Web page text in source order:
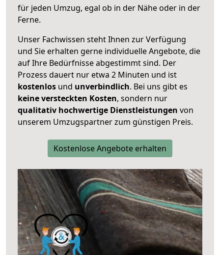
für jeden Umzug, egal ob in der Nähe oder in der
Ferne.
Unser Fachwissen steht Ihnen zur Verfügung
und Sie erhalten gerne individuelle Angebote, die
auf Ihre Bedürfnisse abgestimmt sind. Der
Prozess dauert nur etwa 2 Minuten und ist
kostenlos und unverbindlich. Bei uns gibt es
keine versteckten Kosten, sondern nur
qualitativ hochwertige Dienstleistungen von
unserem Umzugspartner zum günstigen Preis.
Kostenlose Angebote erhalten